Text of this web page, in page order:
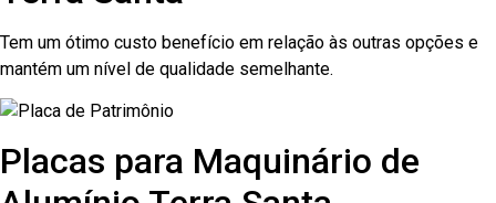
Tem um ótimo custo benefício em relação às outras opções e
mantém um nível de qualidade semelhante.
Placas para Maquinário de